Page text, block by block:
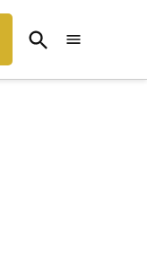
Open
Search